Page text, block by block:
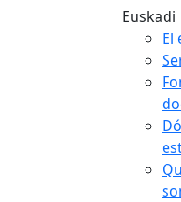
Euskadi
El